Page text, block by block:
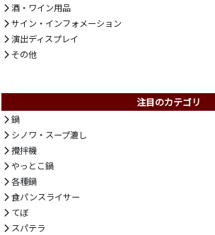
酒・ワイン用品
サイン・インフォメーション
演出ディスプレイ
その他
注目のカテゴリ
鍋
シノワ・スープ漉し
攪拌機
やっとこ鍋
各種鍋
食パンスライサー
てぼ
スパテラ